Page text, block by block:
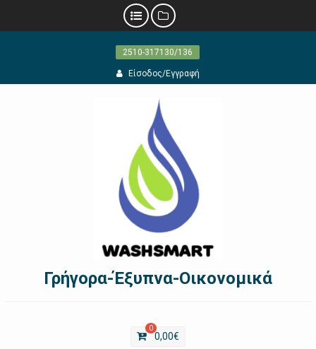
2510-317130/136
Είσοδος/Εγγραφή
Γρήγορα-Έξυπνα-Οικονομικά
0
0,00€